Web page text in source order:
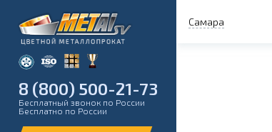
Самара
8 (800) 500-21-73
Бесплатный звонок по России
Бесплатно по России